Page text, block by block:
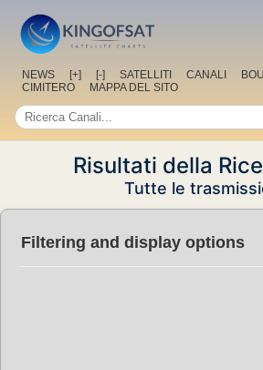
NEWS [+] [-] SATELLITI CANALI
CIMITERO
MAPPA DEL SITO
Risultati della
Tutte le
Filtering and display options